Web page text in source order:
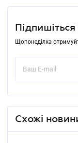
Щопонеділка
Схожі